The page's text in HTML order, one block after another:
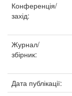
Конференція/
захід:
Журнал/
збірник:
Дата публікації: